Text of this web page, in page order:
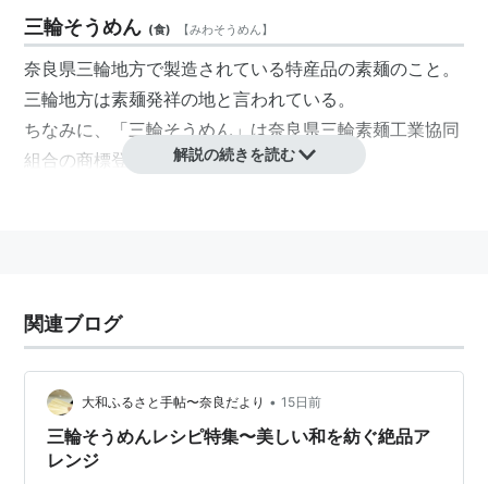
三輪そうめん (食) 【みわそうめん】
奈良県三輪地方で製造されている特産品の素麺のこと。
三輪地方は素麺発祥の地と言われている。
ちなみに、「三輪そうめん」は奈良県三輪素麺工業協同
組合の商標登録である。解説の続きを読む
関連ブログ
大和ふるさと手帖〜奈良だより • 15日前
三輪そうめんレシピ特集〜美しい和を紡ぐ絶品ア
レンジ